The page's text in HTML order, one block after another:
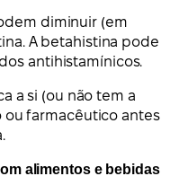
diminuir (em
A betahistina pode
antihistamínicos.
a si (ou não tem a
ou farmacêutico antes
alimentos e bebidas